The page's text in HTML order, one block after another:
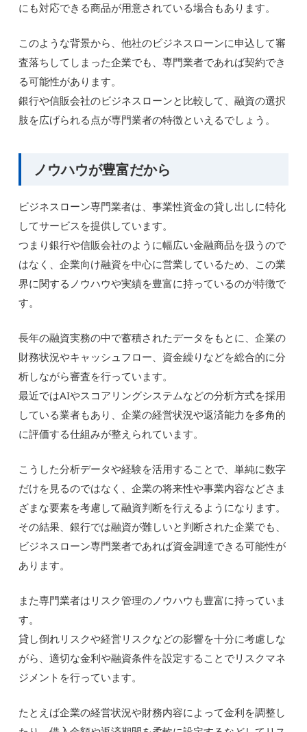
にも対応できる商品が用意されている場合もあります。
このような背景から、他社のビジネスローンに申込して審
査落ちしてしまった企業でも、専門業者であれば契約でき
る可能性があります。
銀行や信販会社のビジネスローンと比較して、融資の選択
肢を広げられる点が専門業者の特徴といえるでしょう。
ノウハウが豊富だから
ビジネスローン専門業者は、事業性資金の貸し出しに特化
してサービスを提供しています。
つまり銀行や信販会社のように幅広い金融商品を扱うので
はなく、企業向け融資を中心に営業しているため、この業
界に関するノウハウや実績を豊富に持っているのが特徴で
す。
長年の融資実務の中で蓄積されたデータをもとに、企業の
財務状況やキャッシュフロー、資金繰りなどを総合的に分
析しながら審査を行っています。
最近ではAIやスコアリングシステムなどの分析方式を採用
している業者もあり、企業の経営状況や返済能力を多角的
に評価する仕組みが整えられています。
こうした分析データや経験を活用することで、単純に数字
だけを見るのではなく、企業の将来性や事業内容などさま
ざまな要素を考慮して融資判断を行えるようになります。
その結果、銀行では融資が難しいと判断された企業でも、
ビジネスローン専門業者であれば資金調達できる可能性が
あります。
また専門業者はリスク管理のノウハウも豊富に持っていま
す。
貸し倒れリスクや経営リスクなどの影響を十分に考慮しな
がら、適切な金利や融資条件を設定することでリスクマネ
ジメントを行っています。
たとえば企業の経営状況や財務内容によって金利を調整し